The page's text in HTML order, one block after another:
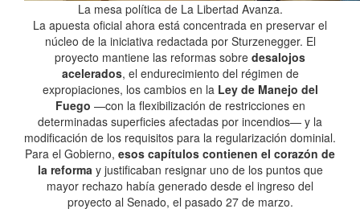
La mesa política de La Libertad Avanza.
La apuesta oficial ahora está concentrada en preservar el
núcleo de la iniciativa redactada por Sturzenegger. El
proyecto mantiene las reformas sobre desalojos
acelerados, el endurecimiento del régimen de
expropiaciones, los cambios en laLey de Manejo del
Fuego —con la flexibilización de restricciones en
determinadas superficies afectadas por incendios— y la
modificación de los requisitos para la regularización dominial.
Para el Gobierno, esos capítulos contienen el corazón de
la reforma y justificaban resignar uno de los puntos que
mayor rechazo había generado desde el ingreso del
proyecto al Senado, el pasado 27 de marzo.